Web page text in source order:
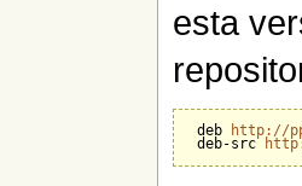
esta
deb http://
deb-src